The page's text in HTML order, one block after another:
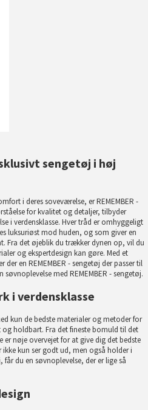
sengetøj i høj
i deres soveværelse, er REMEMBER -
for kvalitet og detaljer, tilbyder
i verdensklasse. Hver tråd er omhyggeligt
luksuriøst mod huden, og som giver en
Fra det øjeblik du trækker dynen op, vil du
og ekspertdesign kan gøre. Med et
en REMEMBER - sengetøj der passer til
søvnoplevelse med REMEMBER - sengetøj.
i verdensklasse
kun de bedste materialer og metoder for
holdbart. Fra det fineste bomuld til det
nøje overvejet for at give dig det bedste
kun ser godt ud, men også holder i
får du en søvnoplevelse, der er lige så